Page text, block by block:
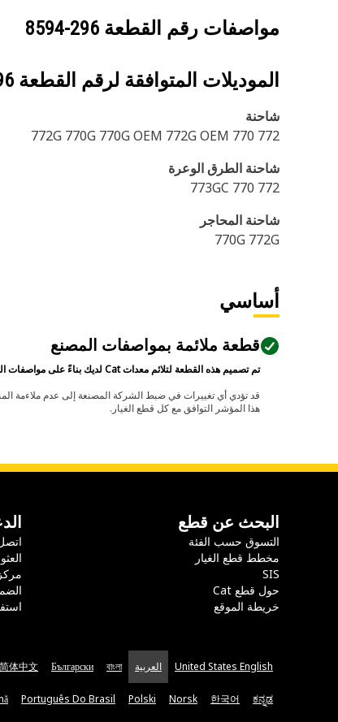
مواصفات رقم القطعة 296-8594
الموديلات المتوافقة لرقم القطعة
شاحنة
772 770 772G 770G 770G OEM 772G OEM
شاحنة الطرق الوعرة
772 770 773GC
شاحنة المحاجر
770G 772G
أساسي
قطعة ملائمة بمواصفات المصنع
تم تصميم هذه القطعة لتلائم معدات Cat لديك بناءً على مواصفات الشركة المصنعة.
هذا المؤشر التوافق مع كل قطع الغيار.
البحث عن قطع
التسوق حسب الفئة
مخطط قطع الغيار
SIS
حول قطع Cat
خريطة الموقع
United States English العربية বাংলা
Български
简体中文
ಕನ್ನಡ
한국어
Norsk
Polski
Português Do Brasil